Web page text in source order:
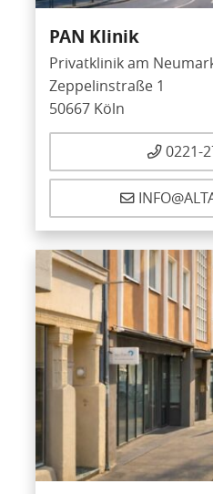
PAN Klinik
Privatklinik am
Zeppelinstraße 1
50667 Köln
0221-